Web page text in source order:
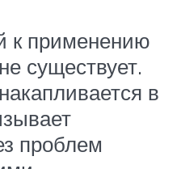
к применению
существует.
в
проблем